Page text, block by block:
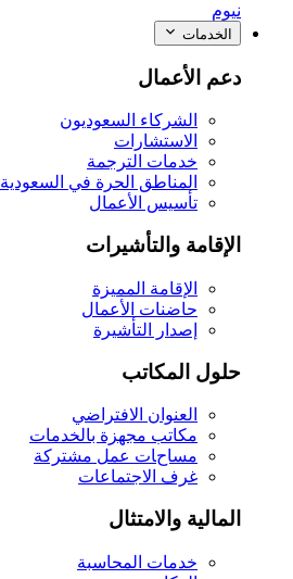
نيوم
الخدمات
دعم الأعمال
الشركاء السعوديون
الاستشارات
خدمات الترجمة
المناطق الحرة في السعودية
تأسيس الأعمال
الإقامة والتأشيرات
الإقامة المميزة
حاضنات الأعمال
إصدار التأشيرة
حلول المكاتب
العنوان الافتراضي
مكاتب مجهزة بالخدمات
مساحات عمل مشتركة
غرف الاجتماعات
المالية والامتثال
خدمات المحاسبة